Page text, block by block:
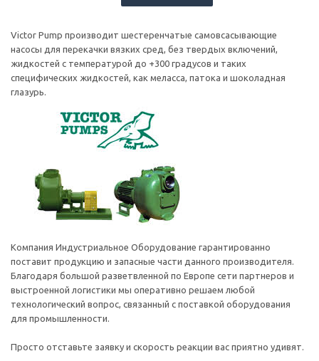
Victor Pump производит шестеренчатые самовсасывающие
насосы для перекачки вязких сред, без твердых включений,
жидкостей с температурой до +300 градусов и таких
специфических жидкостей, как меласса, патока и шоколадная
глазурь.
Компания Индустриальное Оборудование гарантированно
поставит продукцию и запасные части данного производителя.
Благодаря большой разветвленной по Европе сети партнеров и
выстроенной логистики мы оперативно решаем любой
технологический вопрос, связанный с поставкой оборудования
для промышленности.
Просто отставьте заявку и скорость реакции вас приятно удивят.